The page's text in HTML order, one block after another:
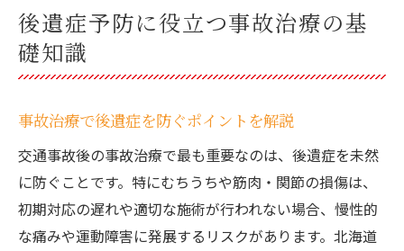
後遺症予防に役立つ事故治療の基
礎知識
事故治療で後遺症を防ぐポイントを解説
交通事故後の事故治療で最も重要なのは、後遺症を未然
に防ぐことです。特にむちうちや筋肉・関節の損傷は、
初期対応の遅れや適切な施術が行われない場合、慢性的
な痛みや運動障害に発展するリスクがあります。北海道